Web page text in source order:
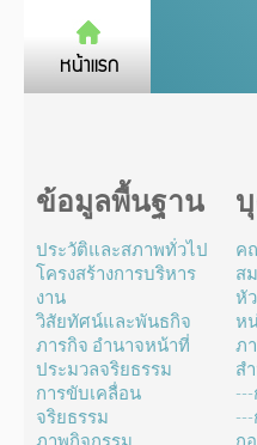
ข้อมูลพื้นฐาน
ประวัติและสภาพทั่วไป
โครงสร้างการบริหาร
งาน
วิสัยทัศน์และพันธกิจ
ภารกิจ อำนาจหน้าที่
ประมวลจริยธรรม
การขับเคลื่อน
จริยธรรม
ภาพกิจกรรม
ค
ส
หั
ห
ภ
ส
---
---
ก